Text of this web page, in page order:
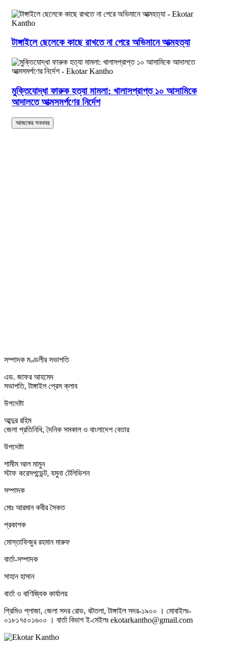
টাঙ্গাইলে ছেলেকে কাছে রাখতে না পেরে অভিমানে আত্মহত্যা
মুক্তিযোদ্ধা ফারুক হত্যা মামলা: খালাসপ্রাপ্ত ১০ আসামিকে
আদালতে আত্মসমর্পণের নির্দেশ
সম্পাদক মণ্ডলীর সভাপতি
এড. জাফর আহমেদ
সভাপতি, টাঙ্গাইল প্রেস ক্লাব
উপদেষ্টা
আব্দুর রহিম
জেলা প্রতিনিধি, দৈনিক সমকাল ও বাংলাদেশ বেতার
উপদেষ্টা
শামীম আল মামুন
স্টাফ করেসপন্ডেন্ট, যমুনা টেলিভিশন
সম্পাদক
মোঃ আরমান কবীর সৈকত
প্রকাশক
মোস্তাফিজুর রহমান মারুফ
বার্তা-সম্পাদক
সাহান হাসান
বার্তা ও বাণিজ্যিক কার্যালয়
প্রিমিও প্লাজা, জেলা সদর রোড, বটতলা, টাঙ্গাইল সদর-১৯০০ । মোবাইলঃ-
০১৮১৭৫০১৬০০ । বার্তা বিভাগ ই-মেইলঃ ekotarkantho@gmail.com